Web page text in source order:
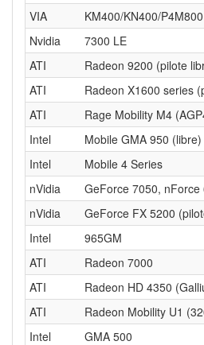
VIA
KM400/KN400/P4M800
Nvidia
7300 LE
ATI
Radeon 9200 (pilote
ATI
Radeon X1600 series
ATI
Rage Mobility M4
Intel
Mobile GMA 950 (libre)
Intel
Mobile 4 Series
nVidia
GeForce 7050, nForce
nVidia
GeForce FX 5200
Intel
965GM
ATI
Radeon 7000
ATI
Radeon HD 4350
ATI
Radeon Mobility U1
Intel
GMA 500